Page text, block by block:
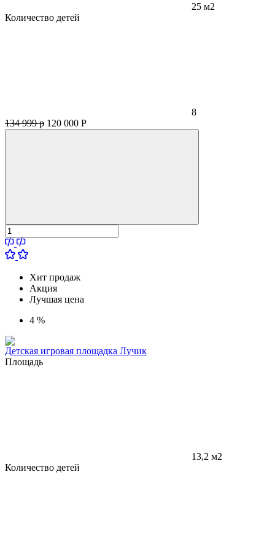
25 м2
Количество детей
8
134 999 р 120 000 Р
Хит продаж
Акция
Лучшая цена
4 %
Детская игровая площадка Лучик
Площадь
13,2 м2
Количество детей